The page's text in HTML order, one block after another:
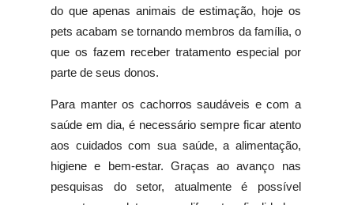
do que apenas animais de estimação, hoje os
pets acabam se tornando membros da família, o
que os fazem receber tratamento especial por
parte de seus donos.
Para manter os cachorros saudáveis e com a
saúde em dia, é necessário sempre ficar atento
aos cuidados com sua saúde, a alimentação,
higiene e bem-estar. Graças ao avanço nas
pesquisas do setor, atualmente é possível